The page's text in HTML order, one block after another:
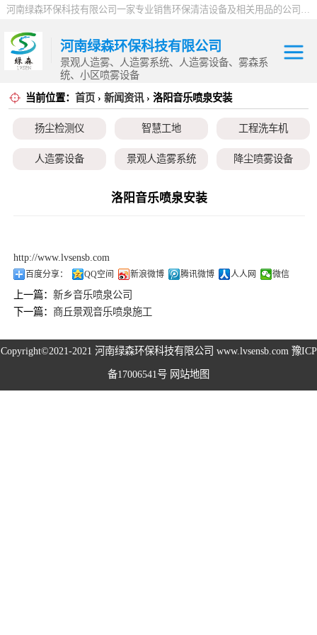
河南绿森环保科技有限公司一家专业销售环保清洁设备及相关用品的公司，产品包括：音乐喷泉、雾森系统、人造雾设备、景观人造雾、人造雾系统、小区喷雾设备、高压喷雾降尘设备、料仓喷雾除尘系统、喷雾降温加湿设备、郑州喷雾消毒设备，等八大系列上百个品种。
河南绿森环保科技有限公司
景观人造雾、人造雾系统、人造雾设备、雾森系
统、小区喷雾设备
当前位置： 首页 › 新闻资讯› 洛阳音乐喷泉安装
扬尘检测仪 智慧工地 工程洗车机
人造雾设备 景观人造雾系统 降尘喷雾设备
高空除尘雾桩
洛阳音乐喷泉安装
http://www.lvsensb.com
百度分享： QQ空间 新浪微博 腾讯微博 人人网 微信
上一篇：新乡音乐喷泉公司
下一篇：商丘景观音乐喷泉施工
Copyright©2021-2021 河南绿森环保科技有限公司 www.lvsensb.com 豫ICP
备17006541号 网站地图
扬尘检测仪
智慧工地
降尘喷雾设备
小区喷雾设备
高空除尘雾桩